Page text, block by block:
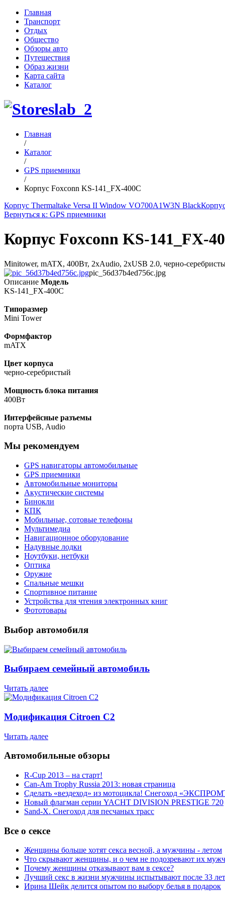
Главная
Транспорт
Отдых
Общество
Обзоры авто
Путешествия
Образ жизни
Карта сайта
Каталог
Главная
/
Каталог
/
GPS приемники
/
Корпус Foxconn KS-141_FX-400C
Корпус Thermaltake Versa II Window VO700A1W3N Black
Вернуться к: GPS приемники
Корпус Foxconn KS-141_FX-
Minitower, mATX, 400Вт, 2xAudio, 2xUSB 2.0, черно-
pic_56d37b4ed756c.jpg
Описание Модель
KS-141_FX-400C
Типоразмер
Mini Tower
Формфактор
mATX
Цвет корпуса
черно-серебристый
Мощность блока питания
400Вт
Интерфейсные разъемы
порта USB, Audio
Мы рекомендуем
GPS навигаторы автомобильные
GPS приемники
Автомобильные мониторы
Акустические системы
Бинокли
КПК
Мобильные, сотовые телефоны
Мультимедиа
Навигационное оборудование
Надувные лодки
Ноутбуки, нетбуки
Оптика
Оружие
Спальные мешки
Спортивное питание
Устройства для чтения электронных книг
Фототовары
Выбор автомобиля
Выбираем семейный автомобиль
Читать далее
Модификация Citroen С2
Читать далее
Автомобильные обзоры
R-Cup 2013 – на старт!
Can-Am Trophy Russia 2013: новая страница
Сделать «вездеход» из мотоцикла! Снегоход
Новый флагман серии YACHT DIVISION PRESTIGE 720
Sand-X. Снегоход для песчаных трасс
Все о сексе
Женщины больше хотят секса весной, а мужчины - летом
Что скрывают женщины, и о чем не подозревают их
Почему женщины отказывают вам в сексе?
Лучший секс в жизни мужчины испытывают после 33 лет
Ирина Шейк делится опытом по выбору белья в подарок